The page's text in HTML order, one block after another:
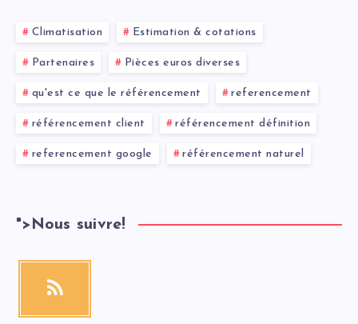
Climatisation Estimation & cotations
Partenaires Pièces euros diverses
qu'est ce que le référencement referencement
référencement client référencement définition
referencement google référencement naturel
"> Nous suivre!